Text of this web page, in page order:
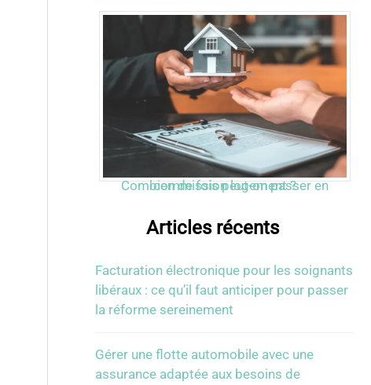
Combien de fois peut-on passer en commission logement ?
Articles récents
Facturation électronique pour les soignants
libéraux : ce qu’il faut anticiper pour passer
la réforme sereinement
Gérer une flotte automobile avec une
assurance adaptée aux besoins de